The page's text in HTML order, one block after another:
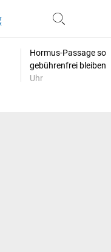
Hormus-Passage
gebührenfrei bleiben
Uhr